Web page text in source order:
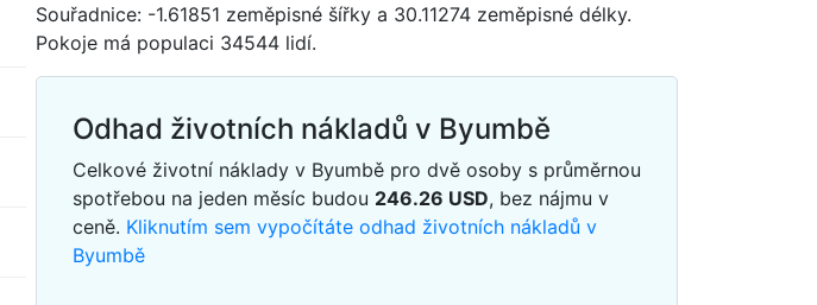
Souřadnice: -1.61851 zeměpisné šířky a 30.11274 zeměpisné délky.
Pokoje má populaci 34544 lidí.
Odhad životních nákladů v Byumbě
Celkové životní náklady v Byumbě pro dvě osoby s průměrnou
spotřebou na jeden měsíc budou 246.26 USD, bez nájmu v
ceně. Kliknutím sem vypočítáte odhad životních nákladů v
Byumbě